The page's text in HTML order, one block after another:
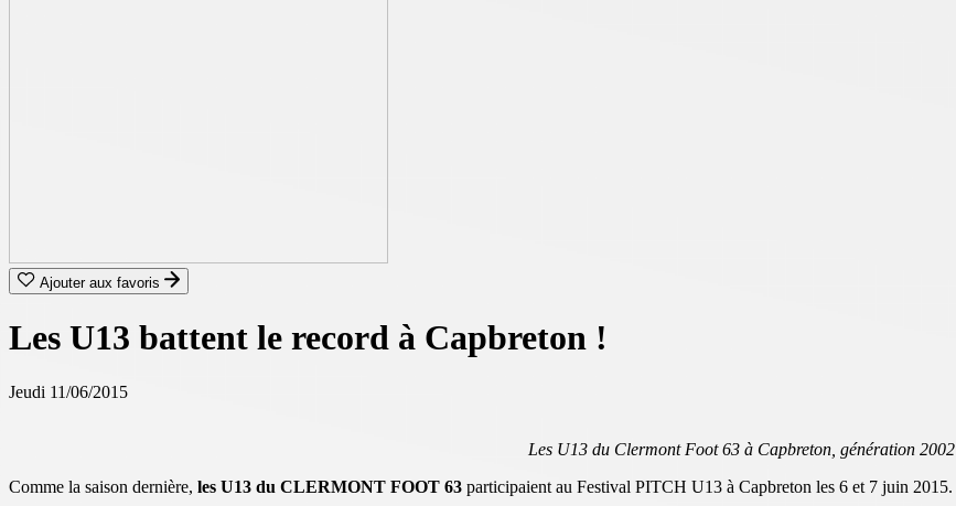
Ajouter aux favoris
Les U13 battent le record à Capbreton !
Jeudi 11/06/2015
Les U13 du Clermont Foot 63 à Capbreton, génération 2002
Comme la saison dernière, les U13 du CLERMONT FOOT 63 participaient au Festival PITCH U13 à Capbreton les 6 et 7 juin 2015.